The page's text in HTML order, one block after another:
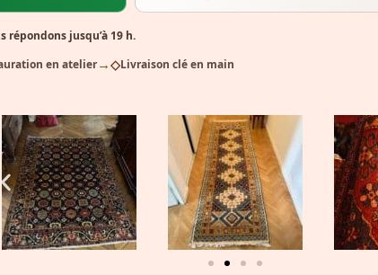
jusqu’à 19 h.
en atelier→◇Livraison clé en main